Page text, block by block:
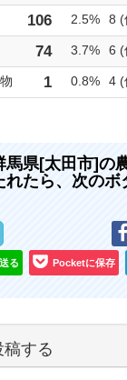
106 2.5% 8 (
74 3.7% 6 (
1 0.8% 4 (
馬県[太田市]の
れたら、次のボ
る Pocketに保存
稿する